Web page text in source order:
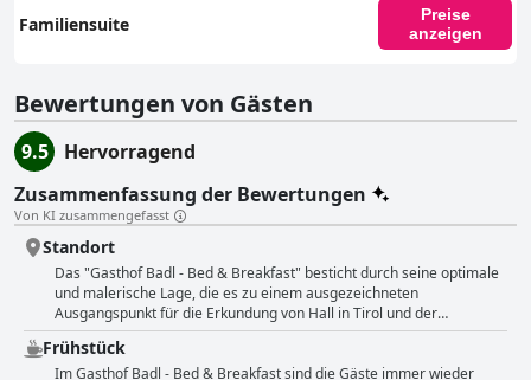
Familiensuite
Preise
anzeigen
Bewertungen von Gästen
9.5
Hervorragend
Zusammenfassung der Bewertungen
Von KI zusammengefasst
Standort
Das "Gasthof Badl - Bed & Breakfast" besticht durch seine optimale
und malerische Lage, die es zu einem ausgezeichneten
Ausgangspunkt für die Erkundung von Hall in Tirol und der
nahegelegenen Umgebung, einschließlich Innsbruck, macht. Direkt
am Inn gelegen und von einer atemberaubenden Bergkulisse
umgeben, bietet das Hotel sowohl Bequemlichkeit als auch Ruhe.
Frühstück
Im Gasthof Badl - Bed & Breakfast sind die Gäste immer wieder